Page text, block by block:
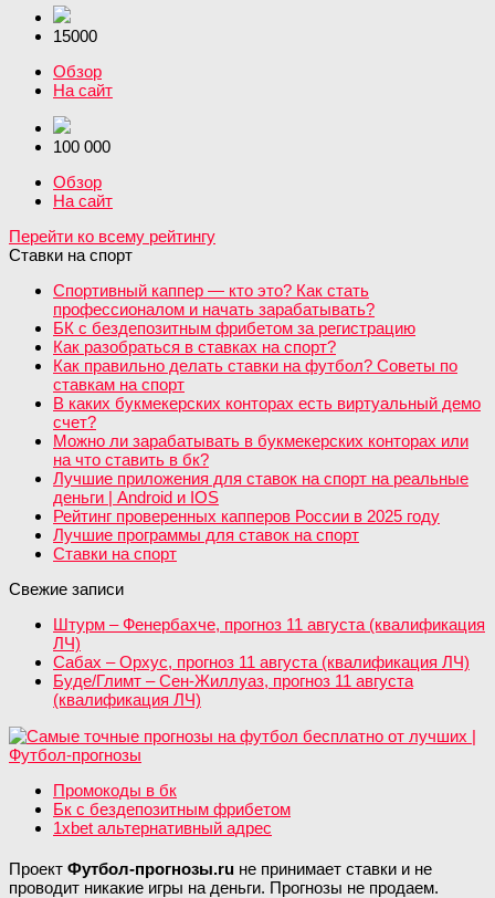
15000
Обзор
На сайт
100 000
Обзор
На сайт
Перейти ко всему рейтингу
Ставки на спорт
Спортивный каппер — кто это? Как стать
профессионалом и начать зарабатывать?
БК с бездепозитным фрибетом за регистрацию
Как разобраться в ставках на спорт?
Как правильно делать ставки на футбол? Советы по
ставкам на спорт
В каких букмекерских конторах есть виртуальный демо
счет?
Можно ли зарабатывать в букмекерских конторах или
на что ставить в бк?
Лучшие приложения для ставок на спорт на реальные
деньги | Android и IOS
Рейтинг проверенных капперов России в 2025 году
Лучшие программы для ставок на спорт
Ставки на спорт
Свежие записи
Штурм – Фенербахче, прогноз 11 августа (квалификация
ЛЧ)
Сабах – Орхус, прогноз 11 августа (квалификация ЛЧ)
Буде/Глимт – Сен-Жиллуаз, прогноз 11 августа
(квалификация ЛЧ)
Промокоды в бк
Бк с бездепозитным фрибетом
1xbet альтернативный адрес
Проект Футбол-прогнозы.ru не принимает ставки и не
проводит никакие игры на деньги. Прогнозы не продаем.